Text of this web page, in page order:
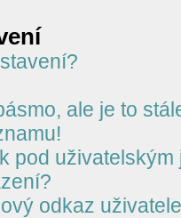
ale je to
pod uživatelským
odkaz